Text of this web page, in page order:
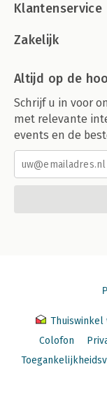
Klantenservice
Zakelijk
Altijd op de
Schrijf u in voor
met relevante
events en de
Thuiswinkel
Colofon